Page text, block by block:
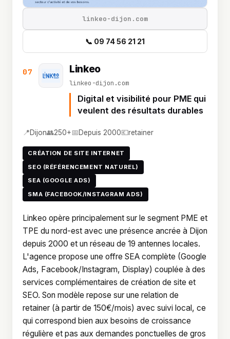
07 Linkeo
linkeo-dijon.com
Digital et visibilité pour PME qui
veulent des résultats durables
📍Dijon👥250+📅Depuis 2000💶retainer
CRÉATION DE SITE INTERNET
SEO (RÉFÉRENCEMENT NATUREL)
SEA (GOOGLE ADS)
SMA (FACEBOOK/INSTAGRAM ADS)
Linkeo opère principalement sur le segment PME et
TPE du nord-est avec une présence ancrée à Dijon
depuis 2000 et un réseau de 19 antennes locales.
L'agence propose une offre SEA complète (Google
Ads, Facebook/Instagram, Display) couplée à des
services complémentaires de création de site et
SEO. Son modèle repose sur une relation de
retainer (à partir de 150€/mois) avec suivi local, ce
qui correspond bien aux besoins de croissance
régulière et pas aux demandes ponctuelles de gros
linkeo-dijon.com
📞 09 74 56 21 21